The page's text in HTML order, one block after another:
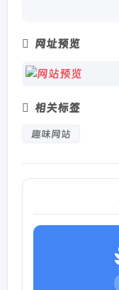
网址预览
相关标签
趣味网站